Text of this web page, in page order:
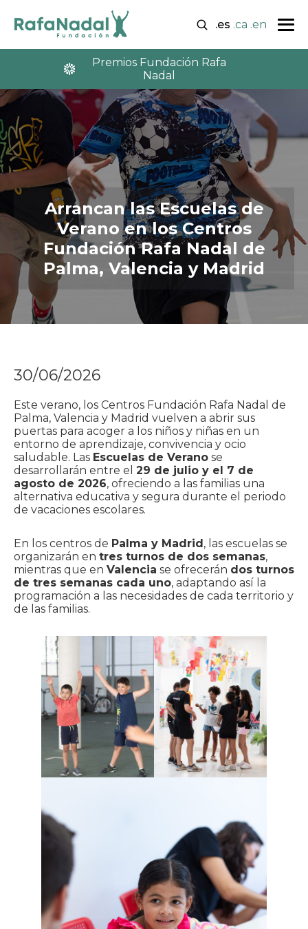
.es .ca .en
Premios Fundación Rafa
Nadal
Arrancan las Escuelas de
Verano en los Centros
Fundación Rafa Nadal de
Palma, Valencia y Madrid
30/06/2026
Este verano, los Centros Fundación Rafa Nadal de
Palma, Valencia y Madrid vuelven a abrir sus
puertas para acoger a los niños y niñas en un
entorno de aprendizaje, convivencia y ocio
saludable. Las Escuelas de Verano se
desarrollarán entre el 29 de julio y el 7 de
agosto de 2026, ofreciendo a las familias una
alternativa educativa y segura durante el periodo
de vacaciones escolares.
En los centros de Palma y Madrid, las escuelas se
organizarán en tres turnos de dos semanas,
mientras que en Valencia se ofrecerán dos turnos
de tres semanas cada uno, adaptando así la
programación a las necesidades de cada territorio y
de las familias.